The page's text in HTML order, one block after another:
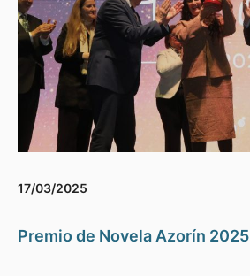
17/03/2025
Premio de Novela Azorín 2025